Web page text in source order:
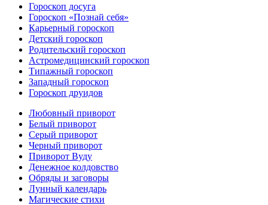
Гороскоп досуга
Гороскоп «Познай себя»
Карьерный гороскоп
Детский гороскоп
Родительский гороскоп
Астромедицинский гороскоп
Типажный гороскоп
Западный гороскоп
Гороскоп друидов
Любовный приворот
Белый приворот
Серый приворот
Черный приворот
Приворот Вуду
Денежное колдовство
Обряды и заговоры
Лунный календарь
Магические стихи